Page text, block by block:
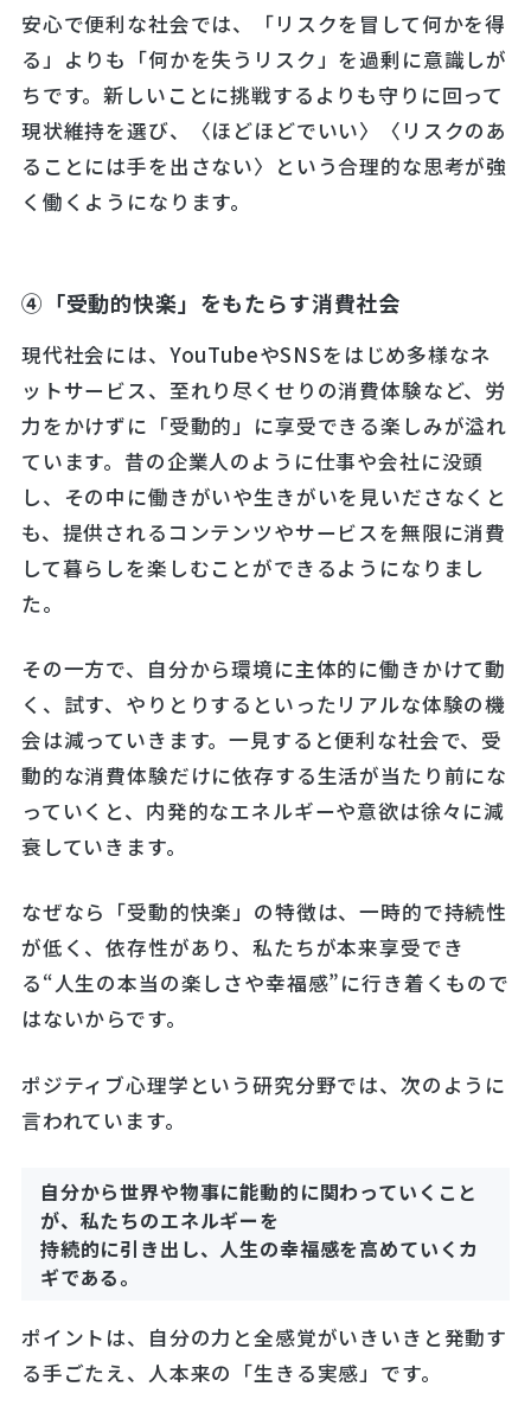
安心で便利な社会では、「リスクを冒して何かを得
る」よりも「何かを失うリスク」を過剰に意識しが
ちです。新しいことに挑戦するよりも守りに回って
現状維持を選び、〈ほどほどでいい〉〈リスクのあ
ることには手を出さない〉という合理的な思考が強
く働くようになります。
④「受動的快楽」をもたらす消費社会
現代社会には、YouTubeやSNSをはじめ多様なネ
ットサービス、至れり尽くせりの消費体験など、労
力をかけずに「受動的」に享受できる楽しみが溢れ
ています。昔の企業人のように仕事や会社に没頭
し、その中に働きがいや生きがいを見いださなくと
も、提供されるコンテンツやサービスを無限に消費
して暮らしを楽しむことができるようになりまし
た。
その一方で、自分から環境に主体的に働きかけて動
く、試す、やりとりするといったリアルな体験の機
会は減っていきます。一見すると便利な社会で、受
動的な消費体験だけに依存する生活が当たり前にな
っていくと、内発的なエネルギーや意欲は徐々に減
衰していきます。
なぜなら「受動的快楽」の特徴は、一時的で持続性
が低く、依存性があり、私たちが本来享受でき
る“人生の本当の楽しさや幸福感”に行き着くもので
はないからです。
ポジティブ心理学という研究分野では、次のように
言われています。
自分から世界や物事に能動的に関わっていくこと
が、私たちのエネルギーを
持続的に引き出し、人生の幸福感を高めていくカ
ギである。
ポイントは、自分の力と全感覚がいきいきと発動す
る手ごたえ、人本来の「生きる実感」です。